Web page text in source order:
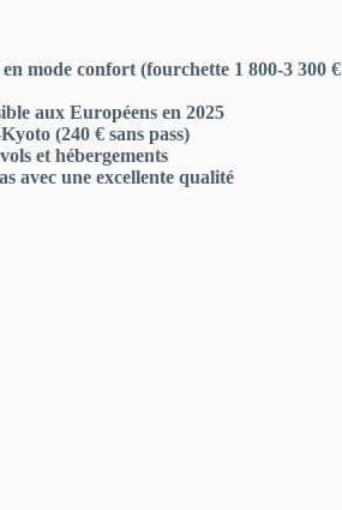
mode confort (fourchette 1 800-3 300 €
aux Européens en 2025
(240 € sans pass)
et hébergements
avec une excellente qualité